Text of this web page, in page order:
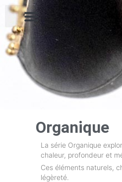
Organique
La série Organique
chaleur, profondeur et
Ces éléments naturels,
légèreté.